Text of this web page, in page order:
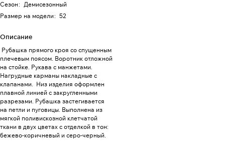
Сезон: Демисезонный
Размер на модели: 52
Описание
Рубашка прямого кроя со спущенным
плечевым поясом. Воротник отложной
на стойке. Рукава с манжетами.
Нагрудные карманы накладные с
клапанами. Низ изделия оформлен
плавной линией с закругленными
разрезами. Рубашка застегивается
на петли и пуговицы. Выполнена из
мягкой поливискозной клетчатой
ткани в двух цветах с отделкой в тон:
бежево-коричневый и серо-черный.